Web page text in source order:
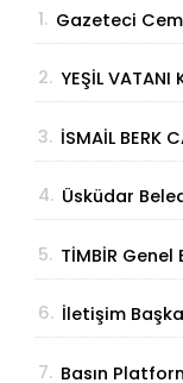
1. Gazeteci
2. YEŞİL VATANI
3. İSMAİL BERK
SATRANÇTA
4. Üsküdar
5. TİMBİR Genel
Basa’dan
6. İletişim
7. Basın